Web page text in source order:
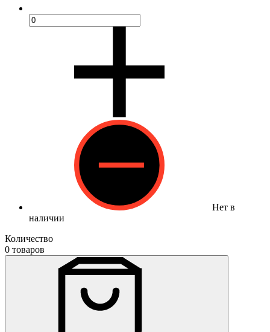
Нет в
наличии
Количество
0 товаров